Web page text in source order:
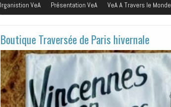
VeA Présentation VeA VeA A Travers le Monde
Boutique Traversée de Paris hivernale